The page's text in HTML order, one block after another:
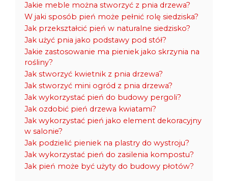
Jakie meble można stworzyć z pnia drzewa?
W jaki sposób pień może pełnić rolę siedziska?
Jak przekształcić pień w naturalne siedzisko?
Jak użyć pnia jako podstawy pod stół?
Jakie zastosowanie ma pieniek jako skrzynia na
rośliny?
Jak stworzyć kwietnik z pnia drzewa?
Jak stworzyć mini ogród z pnia drzewa?
Jak wykorzystać pień do budowy pergoli?
Jak ozdobić pień drzewa kwiatami?
Jak wykorzystać pień jako element dekoracyjny
w salonie?
Jak podzielić pieniek na plastry do wystroju?
Jak wykorzystać pień do zasilenia kompostu?
Jak pień może być użyty do budowy płotów?